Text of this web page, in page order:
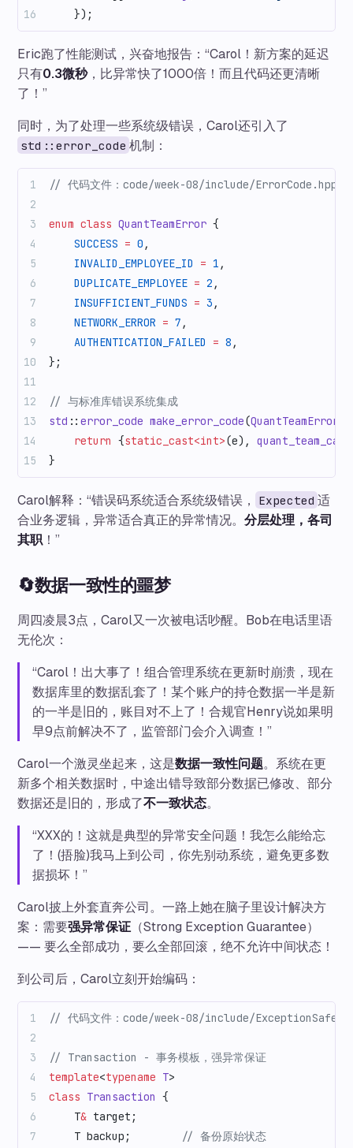
    });
Eric跑了性能测试，兴奋地报告：“Carol！新方案的延迟
只有0.3微秒，比异常快了1000倍！而且代码还更清晰
了！”
同时，为了处理一些系统级错误，Carol还引入了
std::error_code 机制：
// 代码文件：code/week-08/include/ErrorCode.hpp
enum class QuantTeamError {
    SUCCESS
= 0 ,
    INVALID_EMPLOYEE_ID
= 1 ,
    DUPLICATE_EMPLOYEE
= 2 ,
    INSUFFICIENT_FUNDS
= 3 ,
    NETWORK_ERROR
= 7 ,
    AUTHENTICATION_FAILED
= 8 ,
};
// 与标准库错误系统集成
std ::error_code make_error_code(QuantTeamError
    return
{static_cast<int>(e),
}
Carol解释：“错误码系统适合系统级错误， Expected 适
合业务逻辑，异常适合真正的异常情况。分层处理，各司
其职 ！”
🔄数据一致性的噩梦
周四凌晨3点，Carol又一次被电话吵醒。Bob在电话里语
无伦次：
“Carol！出大事了！组合管理系统在更新时崩溃，现在
数据库里的数据乱套了！某个账户的持仓数据一半是新
的一半是旧的，账目对不上了！合规官Henry说如果明
早9点前解决不了，监管部门会介入调查！”
Carol一个激灵坐起来，这是数据一致性问题。系统在更
新多个相关数据时，中途出错导致部分数据已修改、部分
数据还是旧的，形成了不一致状态。
“XXX的！这就是典型的异常安全问题！我怎么能给忘
了！(捂脸)我马上到公司，你先别动系统，避免更多数
据损坏！”
Carol披上外套直奔公司。一路上她在脑子里设计解决方
案：需要强异常保证 （Strong Exception Guarantee）
—— 要么全部成功，要么全部回滚，绝不允许中间状态！
到公司后，Carol立刻开始编码：
// 代码文件：code/week-08/include/
// Transaction - 事务模板，强异常保证
template<typename T>
class Transaction {
    T
& target;
    T backup;
        // 备份原始状态